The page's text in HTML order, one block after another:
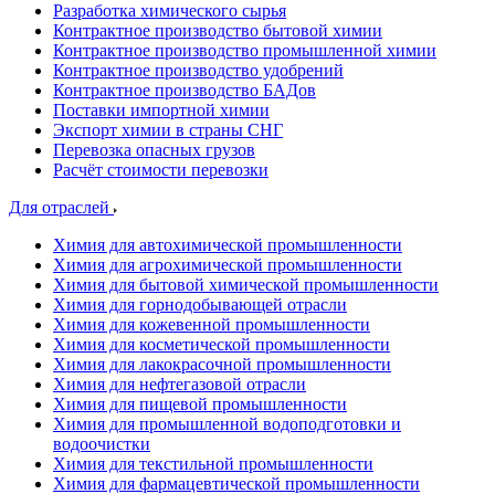
Разработка химического сырья
Контрактное производство бытовой химии
Контрактное производство промышленной химии
Контрактное производство удобрений
Контрактное производство БАДов
Поставки импортной химии
Экспорт химии в страны СНГ
Перевозка опасных грузов
Расчёт стоимости перевозки
Для отраслей
Химия для автохимической промышленности
Химия для агрохимической промышленности
Химия для бытовой химической промышленности
Химия для горнодобывающей отрасли
Химия для кожевенной промышленности
Химия для косметической промышленности
Химия для лакокрасочной промышленности
Химия для нефтегазовой отрасли
Химия для пищевой промышленности
Химия для промышленной водоподготовки и
водоочистки
Химия для текстильной промышленности
Химия для фармацевтической промышленности